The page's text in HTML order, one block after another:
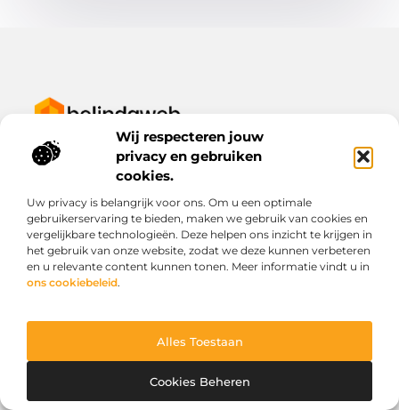
Wij respecteren jouw
privacy en gebruiken
cookies.
Uw privacy is belangrijk voor ons. Om u een optimale
gebruikerservaring te bieden, maken we gebruik van cookies en
vergelijkbare technologieën. Deze helpen ons inzicht te krijgen in
het gebruik van onze website, zodat we deze kunnen verbeteren
en u relevante content kunnen tonen. Meer informatie vindt u in
ons cookiebeleid.
Alles Toestaan
Cookies Beheren
Van alledaags tot bijzonder – lees het op BelindaWeb.nl.
Ontdek inspirerende blogs en artikelen over alles wat het
dagelijks leven te bieden heeft.
Bericht categorie
Onze informatie
Cookiebeleid (EU)